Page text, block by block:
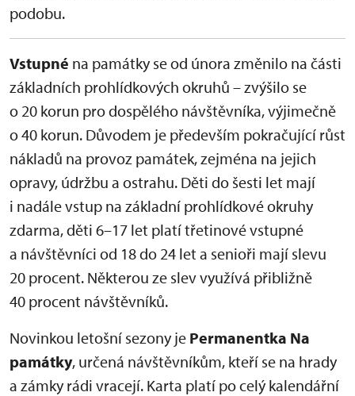
podobu.
Vstupné na památky se od února změnilo na části
základních prohlídkových okruhů – zvýšilo se
o 20 korun pro dospělého návštěvníka, výjimečně
o 40 korun. Důvodem je především pokračující růst
nákladů na provoz památek, zejména na jejich
opravy, údržbu a ostrahu. Děti do šesti let mají
i nadále vstup na základní prohlídkové okruhy
zdarma, děti 6–17 let platí třetinové vstupné
a návštěvníci od 18 do 24 let a senioři mají slevu
20 procent. Některou ze slev využívá přibližně
40 procent návštěvníků.
Novinkou letošní sezony je Permanentka Na
památky, určená návštěvníkům, kteří se na hrady
a zámky rádi vracejí. Karta platí po celý kalendářní